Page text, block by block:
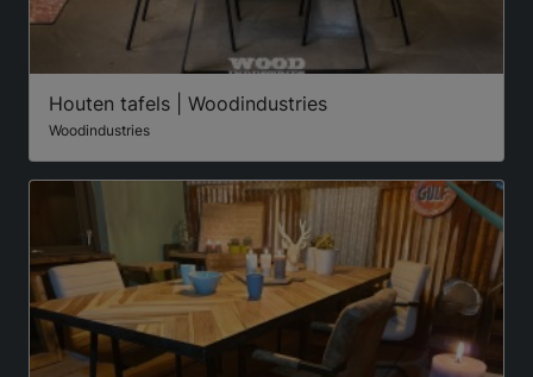
Houten tafels | Woodindustries
Woodindustries